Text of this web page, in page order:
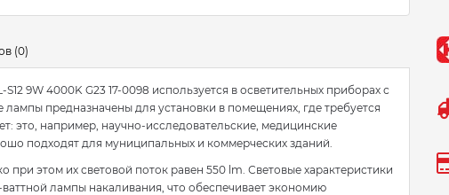
(0)
9W 4000K G23 17-0098 используется в осветительных приборах с
предназначены для установки в помещениях, где требуется
это, например, научно-исследовательские, медицинские
подходят для муниципальных и коммерческих зданий.
при этом их световой поток равен 550 lm. Световые характеристики
лампы накаливания, что обеспечивает экономию